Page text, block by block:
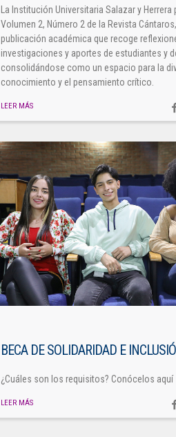
La Institución Universitaria Salazar y Herrera
Volumen 2, Número 2 de la Revista
publicación académica que recoge
investigaciones y aportes de estudiantes y
consolidándose como un espacio para la
conocimiento y el pensamiento crítico.
LEER MÁS
BECA DE SOLIDARIDAD E
¿Cuáles son los requisitos? Conócelos aquí
LEER MÁS